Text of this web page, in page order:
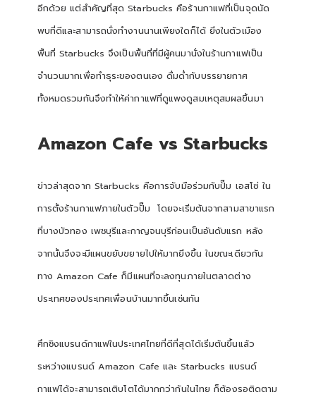
อีกด้วย แต่สำคัญที่สุด Starbucks คือร้านกาแฟที่เป็นจุดนัด
พบที่ดีและสามารถนั่งทำงานนานเพียงใดก็ได้ ยิ่งในตัวเมือง
พื้นที่ Starbucks จึงเป็นพื้นที่ที่มีผู้คนมานั่งในร้านกาแฟเป็น
จำนวนมากเพื่อทำธุระของตนเอง ดื่มด่ำกับบรรยายกาศ
ทั้งหมดรวมกันจึงทำให้ค่ากาแฟที่ดูแพงดูสมเหตุสมผลขึ้นมา
Amazon Cafe vs Starbucks
ข่าวล่าสุดจาก Starbucks คือการจับมือร่วมกับปั๊ม เอสโซ่ ใน
การตั้งร้านกาแฟภายในตัวปั๊ม โดยจะเริ่มต้นจากสามสาขาแรก
ที่บางบัวทอง เพชบุรีและกาญจนบุรีก่อนเป็นอันดับแรก หลัง
จากนั้นจึงจะมีแผนขยับขยายไปให้มากยิ่งขึ้น ในขณะเดียวกัน
ทาง Amazon Cafe ก็มีแผนที่จะลงทุนภายในตลาดต่าง
ประเทศของประเทศเพื่อนบ้านมากขึ้นเช่นกัน
ศึกชิงแบรนด์กาแฟในประเทศไทยที่ดีที่สุดได้เริ่มต้นขึ้นแล้ว
ระหว่างแบรนด์ Amazon Cafe และ Starbucks แบรนด์
กาแฟได้จะสามารถเติบโตได้มากกว่ากันในไทย ก็ต้องรอติดตาม